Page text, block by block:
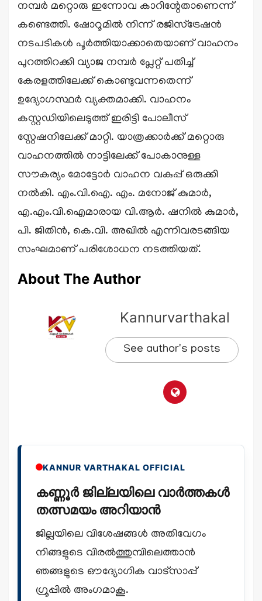
നമ്പർ മറ്റൊരു ഇന്നോവ കാറിന്റേതാണെന്ന്
കണ്ടെത്തി. ഷോറൂമിൽ നിന്ന് രജിസ്ട്രേഷൻ
നടപടികൾ പൂർത്തിയാക്കാതെയാണ് വാഹനം
പുറത്തിറക്കി വ്യാജ നമ്പർ പ്ലേറ്റ് പതിച്ച്
കേരളത്തിലേക്ക് കൊണ്ടുവന്നതെന്ന്
ഉദ്യോഗസ്ഥർ വ്യക്തമാക്കി. വാഹനം
കസ്റ്റഡിയിലെടുത്ത് ഇരിട്ടി പോലീസ്
സ്റ്റേഷനിലേക്ക് മാറ്റി. യാത്രക്കാർക്ക് മറ്റൊരു
വാഹനത്തിൽ നാട്ടിലേക്ക് പോകാനുള്ള
സൗകര്യം മോട്ടോർ വാഹന വകുപ്പ് ഒരുക്കി
നൽകി. എം.വി.ഐ. എം. മനോജ് കുമാർ,
എ.എം.വി.ഐമാരായ വി.ആർ. ഷനിൽ കുമാർ,
പി. ജിതിൻ, കെ.വി. അഖിൽ എന്നിവരടങ്ങിയ
സംഘമാണ് പരിശോധന നടത്തിയത്.
About The Author
Kannurvarthakal
See author's posts
KANNUR VARTHAKAL OFFICIAL
കണ്ണൂർ ജില്ലയിലെ വാർത്തകൾ
തത്സമയം അറിയാൻ
ജില്ലയിലെ വിശേഷങ്ങൾ അതിവേഗം
നിങ്ങളുടെ വിരൽത്തുമ്പിലെത്താൻ
ഞങ്ങളുടെ ഔദ്യോഗിക വാട്സാപ്പ്
ഗ്രൂപ്പിൽ അംഗമാകൂ.